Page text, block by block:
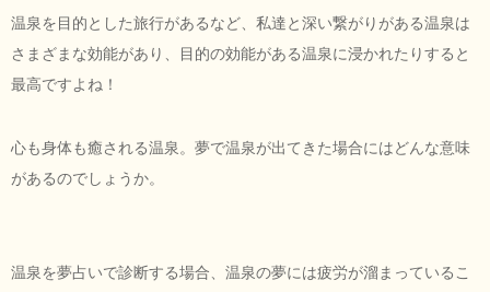
温泉を目的とした旅行があるなど、私達と深い繋がりがある温泉は
さまざまな効能があり、目的の効能がある温泉に浸かれたりすると
最高ですよね！
心も身体も癒される温泉。夢で温泉が出てきた場合にはどんな意味
があるのでしょうか。
温泉を夢占いで診断する場合、温泉の夢には疲労が溜まっているこ